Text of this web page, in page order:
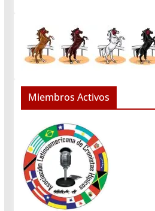
Miembros Activos